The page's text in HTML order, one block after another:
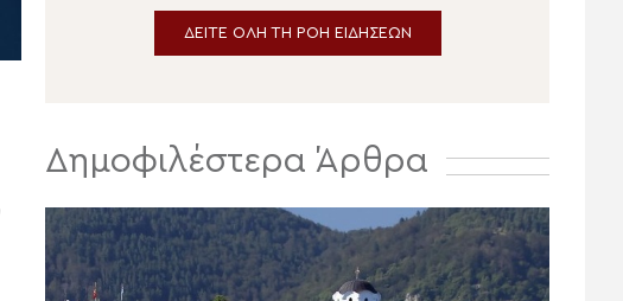
ΔΕΙΤΕ ΟΛΗ ΤΗ ΡΟΗ ΕΙΔΗΣΕΩΝ
Δημοφιλέστερα Άρθρα